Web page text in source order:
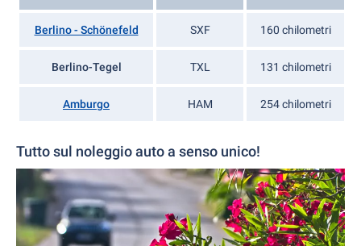
Berlino - Schönefeld SXF 160 chilometri
Berlino-Tegel TXL 131 chilometri
Amburgo HAM 254 chilometri
Tutto sul noleggio auto a senso unico!